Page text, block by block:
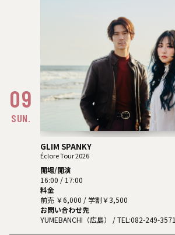
09
SUN.
GLIM SPANKY
Éclore Tour 2026
開場/開演
16:00 / 17:00
料金
前売 ￥6,000 / 学割￥3,500
お問い合わせ先
YUMEBANCHI（広島） / TEL:082-249-3571